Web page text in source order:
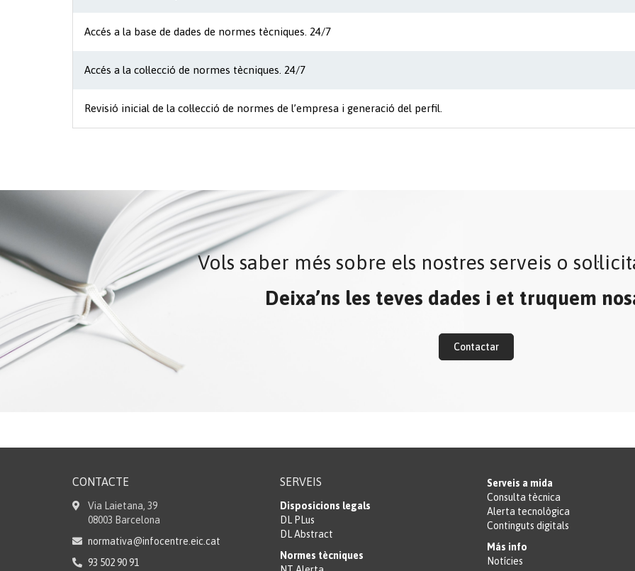
Accés a la base de dades de normes tècniques. 24/7
Accés a la col·lecció de normes tècniques. 24/7
Revisió inicial de la col·lecció de normes de l’empresa i generació del perfil.
Vols saber més sobre els nostres serveis o
Deixa’ns les teves dades i et truquem
Contactar
CONTACTE
Via Laietana, 39
08003 Barcelona
normativa@infocentre.eic.cat
93 502 90 91
SERVEIS
Disposicions legals
DL PLus
DL Abstract
Normes tècniques
Serveis a mida
Consulta tècnica
Alerta tecnològica
Continguts digitals
Más info
Notícies